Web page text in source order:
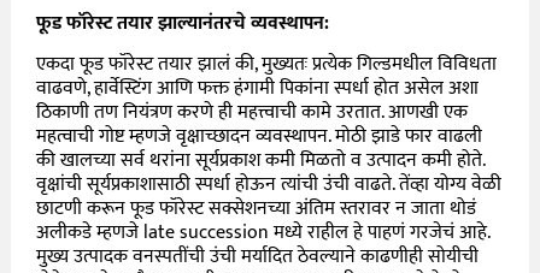
फूड फॉरेस्ट तयार झाल्यानंतरचे व्यवस्थापन:
एकदा फूड फॉरेस्ट तयार झालं की, मुख्यतः प्रत्येक गिल्डमधील विविधता
वाढवणे, हार्वेस्टिंग आणि फक्त हंगामी पिकांना स्पर्धा होत असेल अशा
ठिकाणी तण नियंत्रण करणे ही महत्त्वाची कामे उरतात. आणखी एक
महत्वाची गोष्ट म्हणजे वृक्षाच्छादन व्यवस्थापन. मोठी झाडे फार वाढली
की खालच्या सर्व थरांना सूर्यप्रकाश कमी मिळतो व उत्पादन कमी होते.
वृक्षांची सूर्यप्रकाशासाठी स्पर्धा होऊन त्यांची उंची वाढते. तेंव्हा योग्य वेळी
छाटणी करून फूड फॉरेस्ट सक्सेशनच्या अंतिम स्तरावर न जाता थोडं
अलीकडे म्हणजे late succession मध्ये राहील हे पाहणं गरजेचं आहे.
मुख्य उत्पादक वनस्पतींची उंची मर्यादित ठेवल्याने काढणीही सोयीची